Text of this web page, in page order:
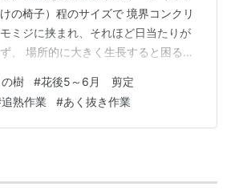
の椅子）程のサイズで 境界コンクリ
ミジに挟まれ、それほど日当たりが
、 場所的に大きく生長すると困るの
いません。 2025.5.7 剪定前 今一
する枝などを確認し、花後の剪定と
を剪定したのですが、 2025.5.7 剪定
などの間引き剪定が足りず、 再び徒
の…
樹 #花後5～6月 剪定
追熟作業 #あく抜き作業